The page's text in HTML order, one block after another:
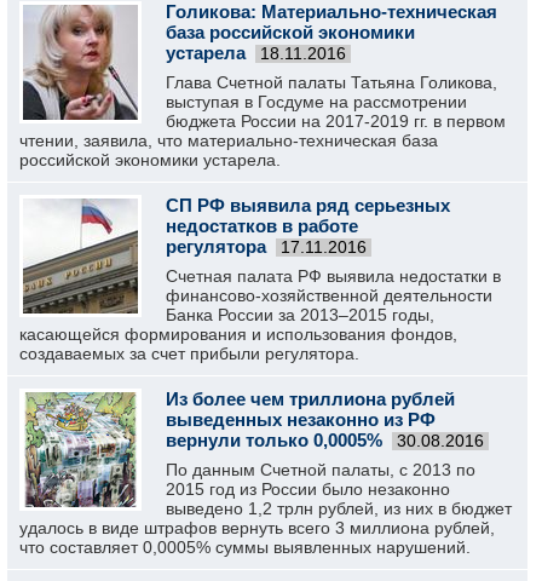
Голикова: Материально-техническая
база российской экономики
устарела
18.11.2016
Глава Счетной палаты Татьяна Голикова,
выступая в Госдуме на рассмотрении
бюджета России на 2017-2019 гг. в первом
чтении, заявила, что материально-техническая база
российской экономики устарела.
СП РФ выявила ряд серьезных
недостатков в работе
регулятора
17.11.2016
Счетная палата РФ выявила недостатки в
финансово-хозяйственной деятельности
Банка России за 2013–2015 годы,
касающейся формирования и использования фондов,
создаваемых за счет прибыли регулятора.
Из более чем триллиона рублей
выведенных незаконно из РФ
вернули только 0,0005%
30.08.2016
По данным Счетной палаты, с 2013 по
2015 год из России было незаконно
выведено 1,2 трлн рублей, из них в бюджет
удалось в виде штрафов вернуть всего 3 миллиона рублей,
что составляет 0,0005% суммы выявленных нарушений.